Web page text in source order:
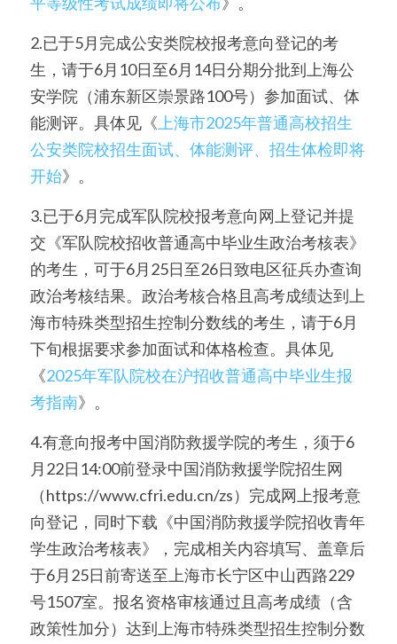
2.已于5月完成公安类院校报考意向登记的考
生，请于6月10日至6月14日分期分批到上海公
安学院（浦东新区崇景路100号）参加面试、体
能测评。具体见《 上海市2025年普通高校招生
公安类院校招生面试、体能测评、招生体检即将
开始》。
3.已于6月完成军队院校报考意向网上登记并提
交《军队院校招收普通高中毕业生政治考核表》
的考生，可于6月25日至26日致电区征兵办查询
政治考核结果。政治考核合格且高考成绩达到上
海市特殊类型招生控制分数线的考生，请于6月
下旬根据要求参加面试和体格检查。具体见
《2025年军队院校在沪招收普通高中毕业生报
考指南》。
4.有意向报考中国消防救援学院的考生，须于6
月22日14:00前登录中国消防救援学院招生网
（https://www.cfri.edu.cn/zs）完成网上报考意
向登记，同时下载《中国消防救援学院招收青年
学生政治考核表》，完成相关内容填写、盖章后
于6月25日前寄送至上海市长宁区中山西路229
号1507室。报名资格审核通过且高考成绩（含
政策性加分）达到上海市特殊类型招生控制分数